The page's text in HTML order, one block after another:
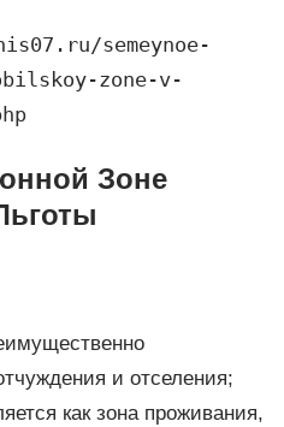
semeynoe-
zone-v-
Зоне
и отселения;
как зона проживания,